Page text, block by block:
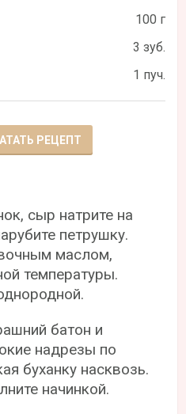
100 г
3 зуб.
1 пуч.
РЕЦЕПТ
сыр натрите на
петрушку.
маслом,
температуры.
батон и
надрезы по
буханку насквозь.
начинкой.